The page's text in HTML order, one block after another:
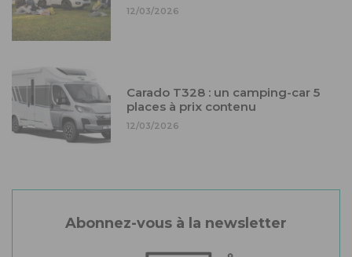
12/03/2026
Carado T328 : un camping-car 5
places à prix contenu
12/03/2026
Abonnez-vous à la newsletter